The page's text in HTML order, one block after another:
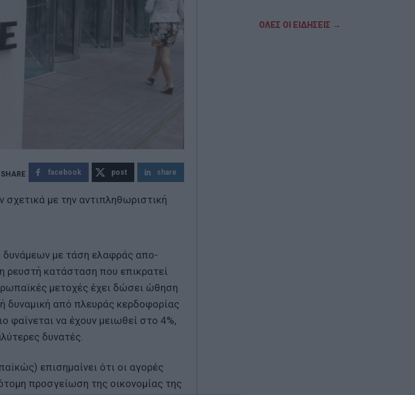
facebook post share
με την αντιπληθωριστική
με τάση ελαφράς απο-
ρευστή κατάσταση που επικρατεί
μετοχές έχει δώσει ώθηση
δυναμική από πλευράς κερδοφορίας
φαίνεται να έχουν μειωθεί στο 4%,
δυνατές.
επισημαίνει ότι οι αγορές
προσγείωση της οικονομίας της
Φωτιά σε ακατοίκητο κτίριο στην Αθήνα:
ΟΛΕΣ ΟΙ ΕΙΔΗΣΕΙΣ →